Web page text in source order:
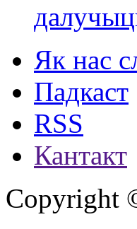
Як нас
Падкаст
RSS
Кантакт
Copyright